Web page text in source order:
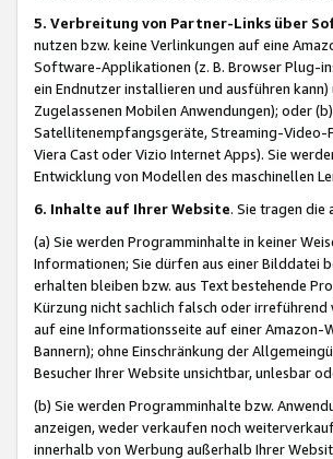
5. Verbreitung von Partner-Links über
nutzen bzw. keine Verlinkungen auf eine
Software-Applikationen (z. B. Browser Plug-
ein Endnutzer installieren und ausführen
Zugelassenen Mobilen Anwendungen); oder
Satellitenempfangsgeräte, Streaming-Video-
Viera Cast oder Vizio Internet Apps). Sie
Entwicklung von Modellen des maschinellen
6. Inhalte auf Ihrer Website. Sie tragen die
(a) Sie werden Programminhalte in keiner
Informationen; Sie dürfen aus einer Bilddatei
erhalten bleiben bzw. aus Text bestehende
Kürzung nicht sachlich falsch oder irreführend
auf eine Informationsseite auf einer Amazon-
Bannern); ohne Einschränkung der
Besucher Ihrer Website unsichtbar, unlesbar
(b) Sie werden Programminhalte bzw.
anzeigen, weder verkaufen noch
innerhalb von Werbung außerhalb Ihrer